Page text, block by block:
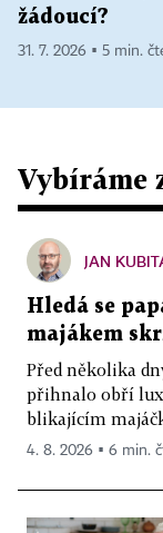
žádoucí?
31. 7. 2026 ▪ 5 min.
Vybíráme
JAN
Hledá se
majákem
Před několika
přihnalo obří
blikajícím
4. 8. 2026 ▪ 6 min.